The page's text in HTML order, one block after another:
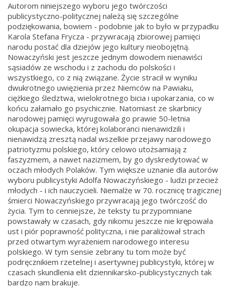
Autorom niniejszego wyboru jego twórczości
publicystyczno-politycznej należą się szczególne
podziękowania, bowiem - podobnie jak to było w przypadku
Karola Stefana Frycza - przywracają zbiorowej pamięci
narodu postać dla dziejów jego kultury nieobojętną.
Nowaczyński jest jeszcze jednym dowodem nienawiści
sąsiadów ze wschodu i z zachodu do polskości i
wszystkiego, co z nią związane. Życie stracił w wyniku
dwukrotnego uwięzienia przez Niemców na Pawiaku,
ciężkiego śledztwa, wielokrotnego bicia i upokarzania, co w
końcu załamało go psychicznie. Natomiast ze skarbnicy
narodowej pamięci wyrugowała go prawie 50-letnia
okupacja sowiecka, której kolaboranci nienawidzili i
nienawidzą zresztą nadal wszelkie przejawy narodowego
patriotyzmu polskiego, który celowo utożsamiają z
faszyzmem, a nawet nazizmem, by go dyskredytować w
oczach młodych Polaków. Tym większe uznanie dla autorów
wyboru publicystyki Adolfa Nowaczyńskiego - ludzi przecież
młodych - i ich nauczycieli. Niemalże w 70. rocznicę tragicznej
śmierci Nowaczyńskiego przywracają jego twórczość do
życia. Tym to cenniejsze, że teksty tu przypomniane
powstawały w czasach, gdy nikomu jeszcze nie krępowała
ust i piór poprawność polityczna, i nie paraliżował strach
przed otwartym wyrażeniem narodowego interesu
polskiego. W tym sensie zebrany tu tom może być
podręcznikiem rzetelnej i asertywnej publicystyki, której w
czasach skundlenia elit dziennikarsko-publicystycznych tak
bardzo nam brakuje.